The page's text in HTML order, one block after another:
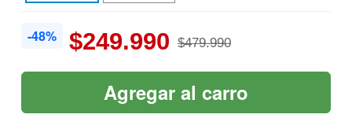
-48% $249.990 $479.990
Agregar al carro